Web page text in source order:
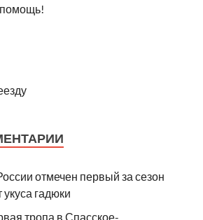
отмечен первый за сезон
гадюки
тропа в Спасское-